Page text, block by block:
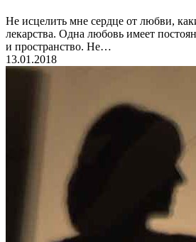
Не исцелить мне сердце от любви,
лекарства. Одна любовь имеет
и пространство. Не…
13.01.2018